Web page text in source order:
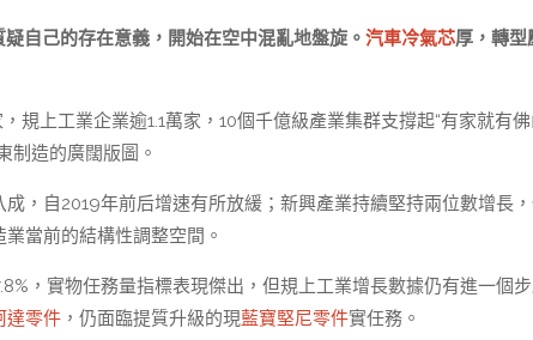
自己的存在意義，開始在空中混亂地盤旋。 汽車冷氣芯厚，轉型
規上工業企業逾1.1萬家，10個千億級產業集群支撐起“有家就有
制造的廣闊版圖。
，自2019年前后增速有所放緩；新興產業持續堅持兩位數增長
當前的結構性調整空間。
，實物任務量指標表現傑出，但規上工業增長數據仍有進一個
達零件 ，仍面臨提質升級的現藍寶堅尼零件實任務。